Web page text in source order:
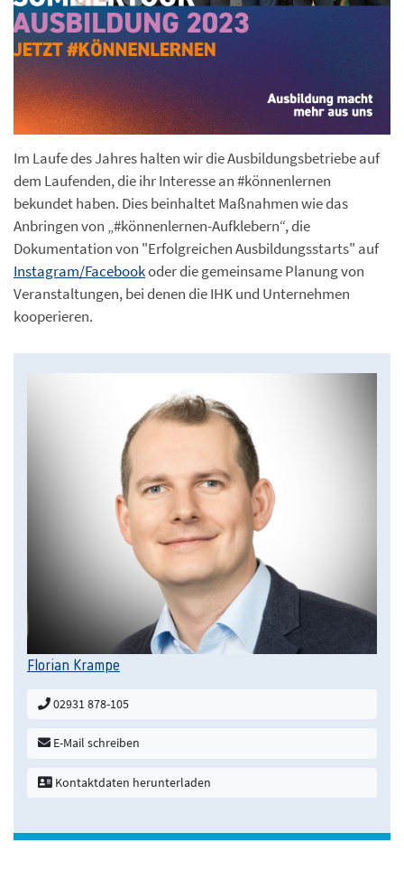
Im Laufe des Jahres halten wir die Ausbildungsbetriebe auf
dem Laufenden, die ihr Interesse an #könnenlernen
bekundet haben. Dies beinhaltet Maßnahmen wie das
Anbringen von „#könnenlernen-Aufklebern“, die
Dokumentation von "Erfolgreichen Ausbildungsstarts" auf
Instagram/Facebookoder die gemeinsame Planung von
Veranstaltungen, bei denen die IHK und Unternehmen
kooperieren.
Florian Krampe
02931 878-105
E-Mail schreiben
Kontaktdaten herunterladen